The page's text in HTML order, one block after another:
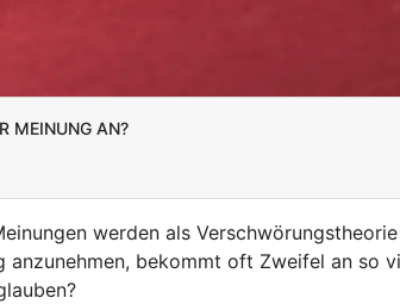
an?
werden als
bekommt oft Zweifel an so